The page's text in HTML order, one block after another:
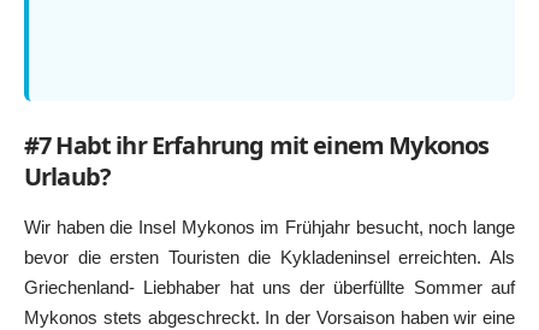
#7 Habt ihr Erfahrung mit einem Mykonos
Urlaub?
Wir haben die Insel Mykonos im Frühjahr besucht, noch lange
bevor die ersten Touristen die Kykladeninsel erreichten. Als
Griechenland- Liebhaber hat uns der überfüllte Sommer auf
Mykonos stets abgeschreckt. In der Vorsaison haben wir eine